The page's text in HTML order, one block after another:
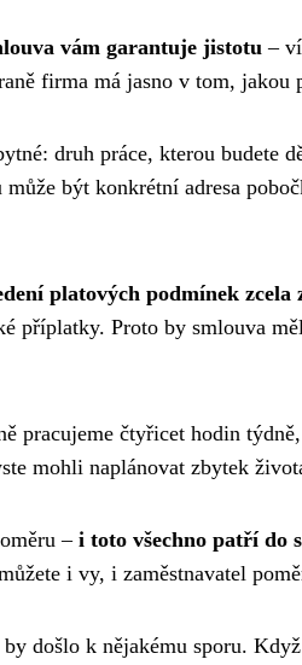
vám garantuje jistotu –
firma má jasno v tom, jakou
druh práce, kterou budete
být konkrétní adresa
platových podmínek zcela
příplatky. Proto by smlouva
pracujeme čtyřicet hodin
mohli naplánovat zbytek
– i toto všechno patří do
i vy, i zaměstnavatel
došlo k nějakému sporu.